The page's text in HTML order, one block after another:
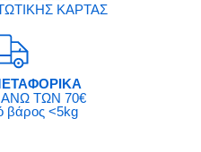
ΚΑΡΤΑΣ
ΑΝΩ ΤΩΝ 70€
βάρος <5kg